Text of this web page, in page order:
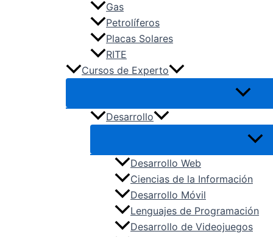
Gas
Petrolíferos
Placas Solares
RITE
Cursos de Experto
Desarrollo
Desarrollo Web
Ciencias de la Información
Desarrollo Móvil
Lenguajes de Programación
Desarrollo de Videojuegos